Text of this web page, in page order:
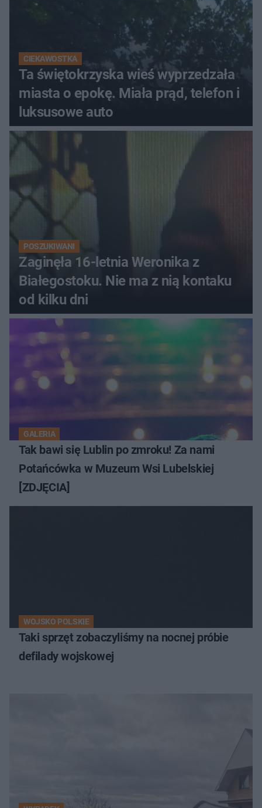
CIEKAWOSTKA
Ta świętokrzyska wieś wyprzedzała
miasta o epokę. Miała prąd, telefon i
luksusowe auto
POSZUKIWANI
Zaginęła 16-letnia Weronika z
Białegostoku. Nie ma z nią kontaku
od kilku dni
GALERIA
Tak bawi się Lublin po zmroku! Za nami
Potańcówka w Muzeum Wsi Lubelskiej
[ZDJĘCIA]
WOJSKO POLSKIE
Taki sprzęt zobaczyliśmy na nocnej próbie
defilady wojskowej